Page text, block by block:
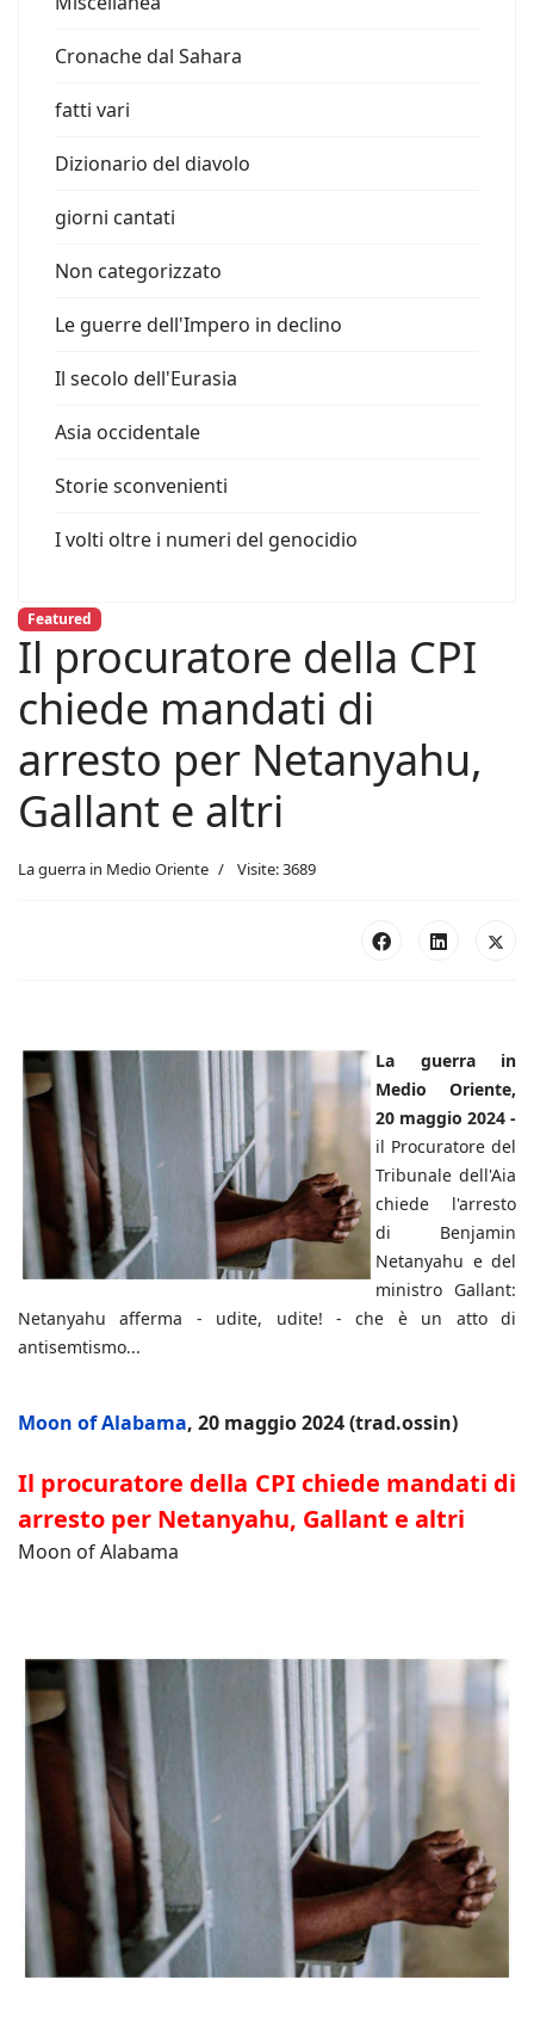
Cronache dal Sahara
fatti vari
Dizionario del diavolo
giorni cantati
Non categorizzato
Le guerre dell'Impero in declino
Il secolo dell'Eurasia
Asia occidentale
Storie sconvenienti
I volti oltre i numeri del genocidio
Featured
Il procuratore della CPI
chiede mandati di
arresto per Netanyahu,
Gallant e altri
La guerra in Medio Oriente Visite: 3689
La guerra in
Medio Oriente,
20 maggio 2024 -
il Procuratore del
Tribunale dell'Aia
chiede l'arresto
di Benjamin
Netanyahu e del
ministro Gallant:
Netanyahu afferma - udite, udite! - che è un atto di
antisemtismo...
Moon of Alabama, 20 maggio 2024 (trad.ossin)
Il procuratore della CPI chiede mandati di
arresto per Netanyahu, Gallant e altri
Moon of Alabama